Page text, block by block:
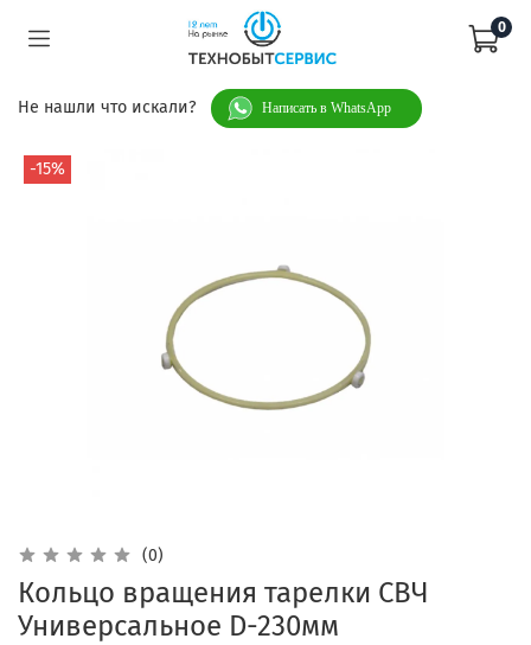
0
Не нашли что искали? Написать в WhatsApp
-15%
(0)
Кольцо вращения тарелки СВЧ
Универсальное D-230мм